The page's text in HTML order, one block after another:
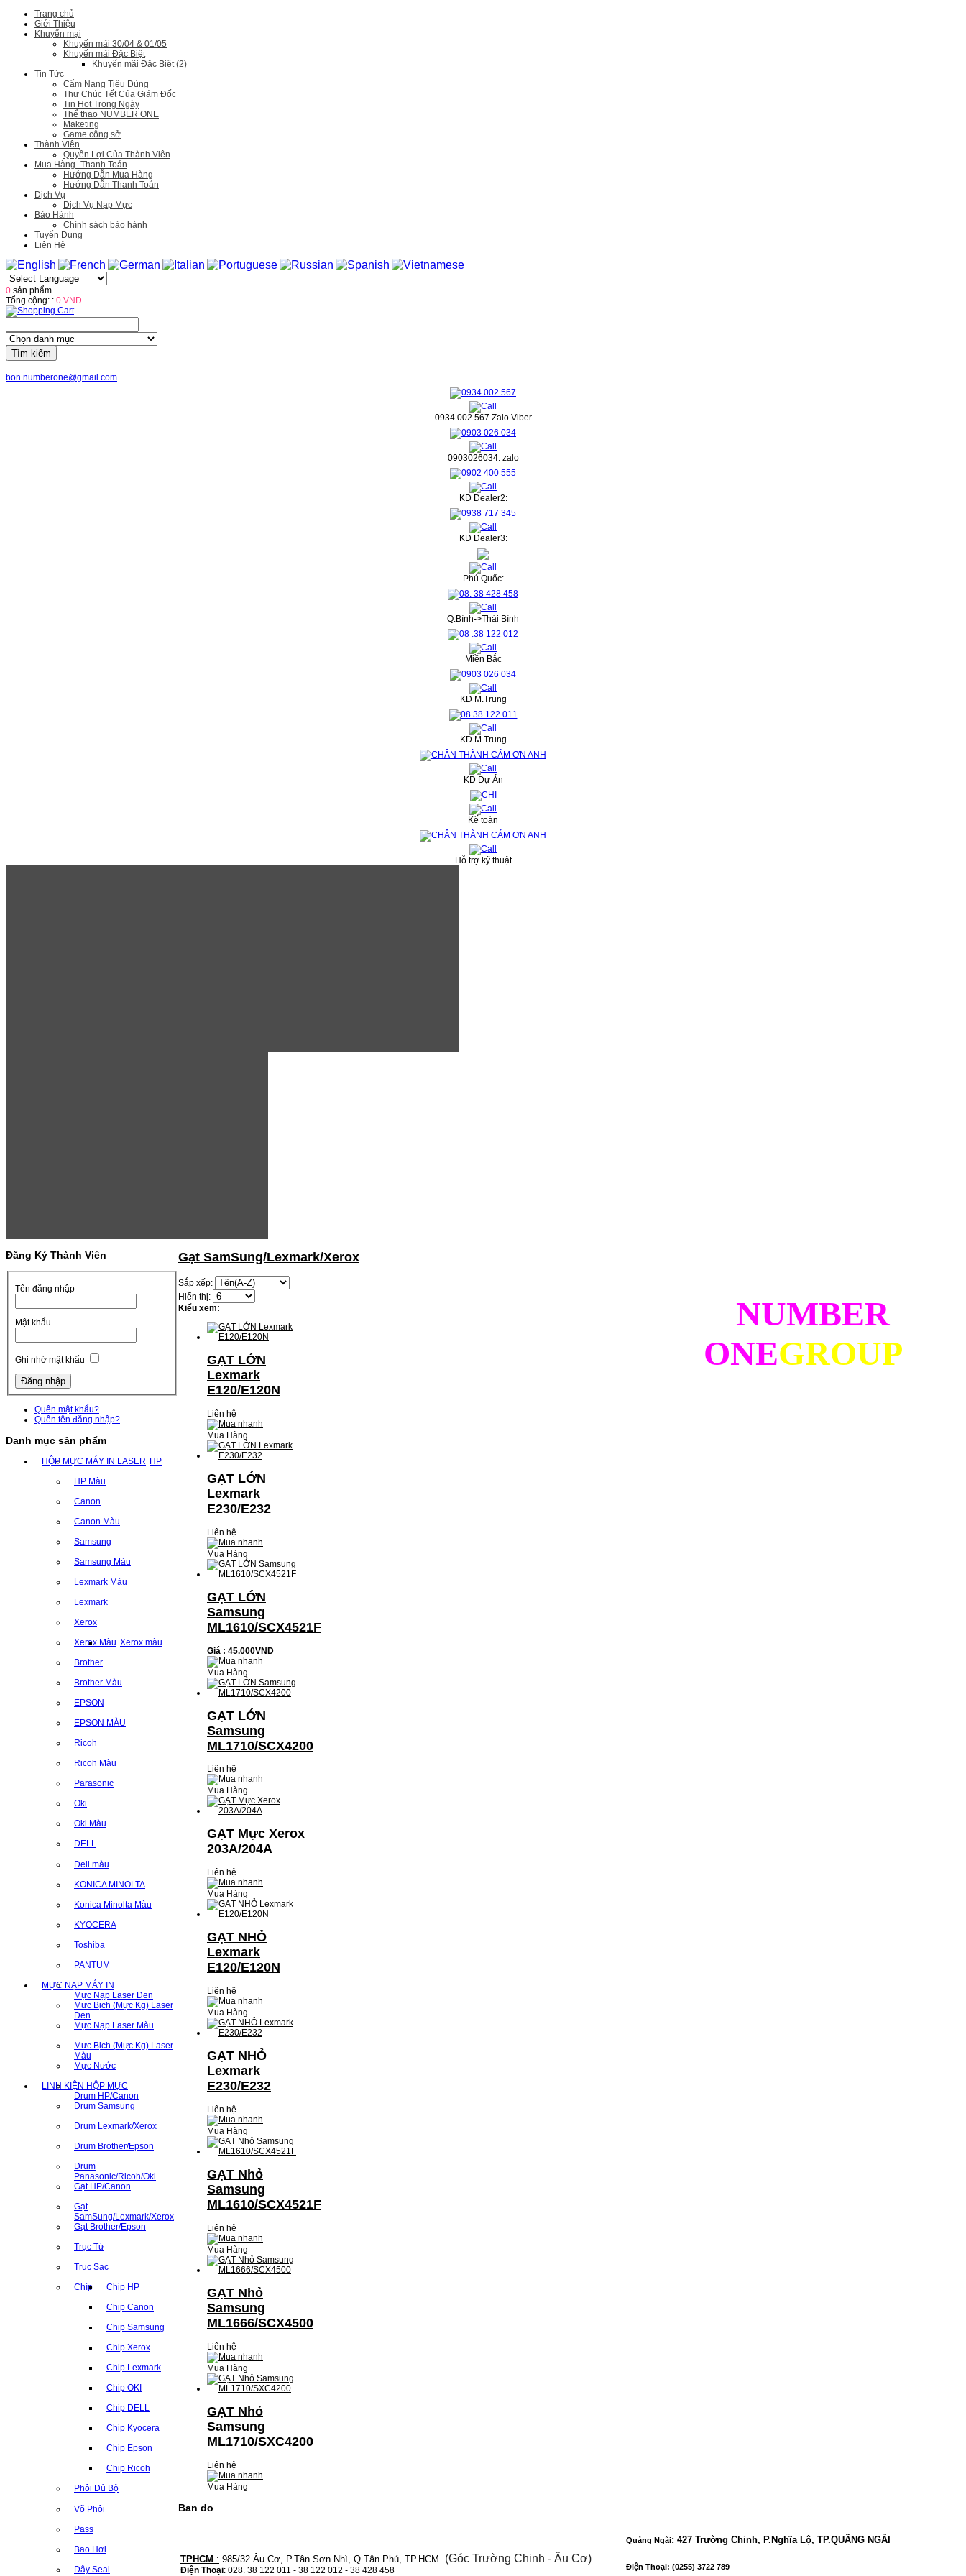
Trang chủ
Giới Thiệu
Khuyến mại
Khuyến mãi 30/04 & 01/05
Khuyến mãi Đặc Biệt
Khuyến mãi Đặc Biệt (2)
Tin Tức
Cẩm Nang Tiêu Dùng
Thư Chúc Tết Của Giám Đốc
Tin Hot Trong Ngày
Thể thao NUMBER ONE
Maketing
Game công sở
Thành Viên
Quyền Lợi Của Thành Viên
Mua Hàng -Thanh Toán
Hướng Dẫn Mua Hàng
Hướng Dẫn Thanh Toán
Dịch Vụ
Dịch Vụ Nạp Mực
Bảo Hành
Chính sách bảo hành
Tuyển Dụng
Liên Hệ
0 sản phẩm
Tổng cộng: : 0 VND
Tìm kiếm
bon.numberone@gmail.com
0934 002 567 Zalo Viber
0903026034: zalo
KD Dealer2:
KD Dealer3:
Phú Quốc:
Q.Bình->Thái Bình
Miền Bắc
KD M.Trung
KD M.Trung
KD Dự Án
Kế toán
Hỗ trợ kỹ thuật
Đăng Ký Thành Viên
Tên đăng nhập
Mật khẩu
Ghi nhớ mật khẩu
Quên mật khẩu?
Quên tên đăng nhập?
Danh mục sản phẩm
HỘP MỰC MÁY IN LASER HP
HP Màu
Canon
Canon Màu
Samsung
Samsung Màu
Lexmark Màu
Lexmark
Xerox
Xerox Màu Xerox màu
Brother
Brother Màu
EPSON
EPSON MÀU
Ricoh
Ricoh Màu
Parasonic
Oki
Oki Màu
DELL
Dell màu
KONICA MINOLTA
Konica Minolta Màu
KYOCERA
Toshiba
PANTUM
MỰC NẠP MÁY IN
Mực Nạp Laser Đen
Mưc Bịch (Mực Kg) Laser
Đen
Mực Nạp Laser Màu
Mưc Bịch (Mực Kg) Laser
Màu
Mực Nước
LINH KIỆN HỘP MỰC
Drum HP/Canon
Drum Samsung
Drum Lexmark/Xerox
Drum Brother/Epson
Drum
Panasonic/Ricoh/Oki
Gạt HP/Canon
Gạt
SamSung/Lexmark/Xerox
Gạt Brother/Epson
Trục Từ
Trục Sạc
Chíp Chip HP
Chip Canon
Chip Samsung
Chip Xerox
Chip Lexmark
Chip OKI
Chip DELL
Chip Kyocera
Chip Epson
Chip Ricoh
Phôi Đủ Bộ
Võ Phôi
Pass
Bao Hơi
Dây Seal
Gạt SamSung/Lexmark/Xerox
Sắp xếp:
Hiển thị:
Kiểu xem:
GẠT LỚN
Lexmark
E120/E120N
Liên hệ
Mua Hàng
GẠT LỚN
Lexmark
E230/E232
Liên hệ
Mua Hàng
GẠT LỚN
Samsung
ML1610/SCX4521F
Giá : 45.000VND
Mua Hàng
GẠT LỚN
Samsung
ML1710/SCX4200
Liên hệ
Mua Hàng
GẠT Mực Xerox
203A/204A
Liên hệ
Mua Hàng
GẠT NHỎ
Lexmark
E120/E120N
Liên hệ
Mua Hàng
GẠT NHỎ
Lexmark
E230/E232
Liên hệ
Mua Hàng
GẠT Nhỏ
Samsung
ML1610/SCX4521F
Liên hệ
Mua Hàng
GẠT Nhỏ
Samsung
ML1666/SCX4500
Liên hệ
Mua Hàng
GẠT Nhỏ
Samsung
ML1710/SXC4200
Liên hệ
Mua Hàng
Ban do
NUMBER
ONEGROUP
TPHCM : 985/32 Âu Cơ, P.Tân Sơn Nhì, Q.Tân Phú, TP.HCM. (Góc Trường Chinh - Âu Cơ)
Điện Thoại: 028. 38 122 011 - 38 122 012 - 38 428 458
Quảng Ngãi: 427 Trường Chinh, P.Nghĩa Lộ, TP.QUÃNG NGÃI
Điện Thoại: (0255) 3722 789